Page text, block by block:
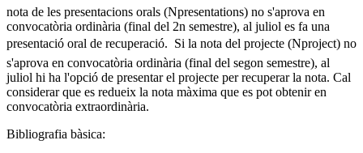
nota de les presentacions orals (Npresentations) no s'aprova en
convocatòria ordinària (final del 2n semestre), al juliol es fa una
presentació oral de recuperació.  Si la nota del projecte (Nproject) no
s'aprova en convocatòria ordinària (final del segon semestre), al
juliol hi ha l'opció de presentar el projecte per recuperar la nota. Cal
considerar que es redueix la nota màxima que es pot obtenir en
convocatòria extraordinària.
Bibliografia bàsica: